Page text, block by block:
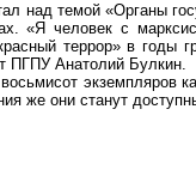
над темой «Органы
«Я человек с
террор» в годы
ПГПУ Анатолий Булкин.
экземпляров
же они станут